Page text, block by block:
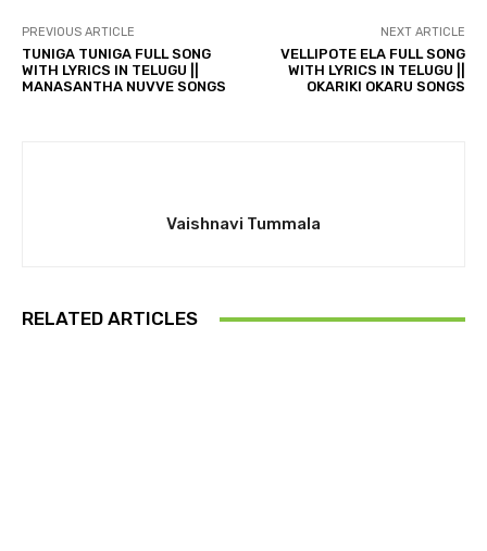
PREVIOUS ARTICLE
TUNIGA TUNIGA FULL SONG
WITH LYRICS IN TELUGU ||
MANASANTHA NUVVE SONGS
NEXT ARTICLE
VELLIPOTE ELA FULL SONG
WITH LYRICS IN TELUGU ||
OKARIKI OKARU SONGS
Vaishnavi Tummala
RELATED ARTICLES